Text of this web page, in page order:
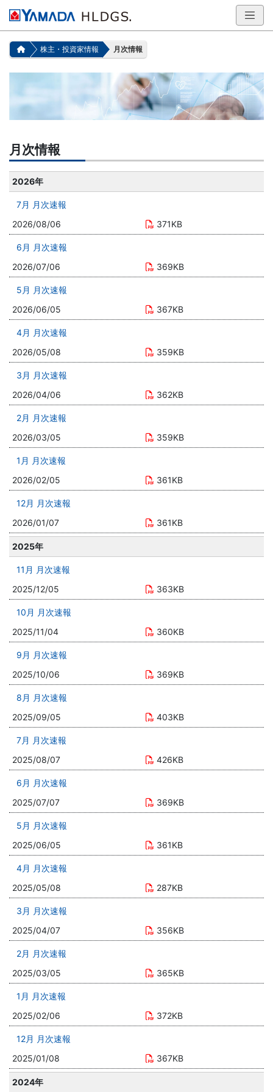
株主・投資家情報 月次情報
月次情報
2026年
7月 月次速報
2026/08/06
371KB
6月 月次速報
2026/07/06
369KB
5月 月次速報
2026/06/05
367KB
4月 月次速報
2026/05/08
359KB
3月 月次速報
2026/04/06
362KB
2月 月次速報
2026/03/05
359KB
1月 月次速報
2026/02/05
361KB
12月 月次速報
2026/01/07
361KB
2025年
11月 月次速報
2025/12/05
363KB
10月 月次速報
2025/11/04
360KB
9月 月次速報
2025/10/06
369KB
8月 月次速報
2025/09/05
403KB
7月 月次速報
2025/08/07
426KB
6月 月次速報
2025/07/07
369KB
5月 月次速報
2025/06/05
361KB
4月 月次速報
2025/05/08
287KB
3月 月次速報
2025/04/07
356KB
2月 月次速報
2025/03/05
365KB
1月 月次速報
2025/02/06
372KB
12月 月次速報
2025/01/08
367KB
2024年